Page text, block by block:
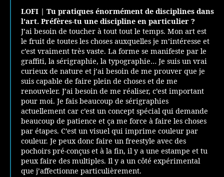
LOFI | Tu pratiques énormément de disciplines dans
l’art. Préfères-tu une discipline en particulier ?
J’ai besoin de toucher à tout tout le temps. Mon art est
le fruit de toutes les choses auxquelles je m’intéresse et
c’est vraiment très vaste. La forme se manifeste par le
graffiti, la sérigraphie, la typographie… Je suis un vrai
curieux de nature et j’ai besoin de me prouver que je
suis capable de faire plein de choses et de me
renouveler. J’ai besoin de me réaliser, c’est important
pour moi. Je fais beaucoup de sérigraphies
actuellement car c’est un concept spécial qui demande
beaucoup de patience et ça me force à faire les choses
par étapes. C’est un visuel qui imprime couleur par
couleur. Je peux donc faire un freestyle avec des
pochoirs pré-conçus et à la fin, il y a une estampe et tu
peux faire des multiples. Il y a un côté expérimental
que j’affectionne particulièrement.